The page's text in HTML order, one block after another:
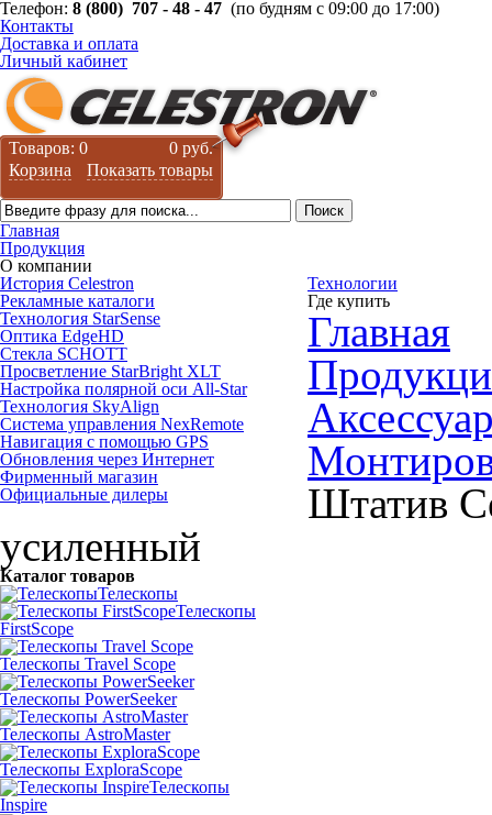
Телефон: 8 (800) 707 - 48 - 47 (по будням с 09:00 до 17:00)
Контакты
Доставка и оплата
Личный кабинет
Товаров: 0
0 руб.
Корзина
Показать товары
Главная
Продукция
О компании
История Celestron
Рекламные каталоги
Технологии
Технология StarSense
Оптика EdgeHD
Стекла SCHOTT
Просветление StarBright XLT
Настройка полярной оси All-Star
Технология SkyAlign
Система управления NexRemote
Навигация с помощью GPS
Обновления через Интернет
Где купить
Фирменный магазин
Официальные дилеры
Главная
Штатив
усиленный
Каталог товаров
Телескопы
Телескопы
FirstScope
Телескопы Travel Scope
Телескопы PowerSeeker
Телескопы AstroMaster
Телескопы ExploraScope
Телескопы
Inspire